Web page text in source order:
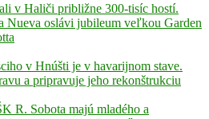
v Haliči približne 300-tisíc hostí.
Nueva oslávi jubileum veľkou Garden
v Hnúšti je v havarijnom stave.
a pripravuje jeho rekonštrukciu
R. Sobota majú mladého a